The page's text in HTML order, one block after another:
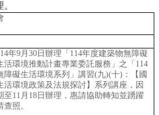
下載
年9月30日辦理「114年度建築物無障礙
活環境推動計畫專業委託服務」之「114
障礙生活環境系列」講習(九)(十)：【國
活環境政策及法規探討】系列講座，因
至11月18日辦理，惠請協助轉知並踴躍
照。